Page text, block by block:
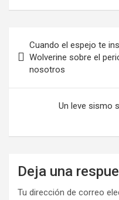
Cuando el espejo te
Wolverine sobre el
nosotros
Un leve sismo
Deja una
Tu dirección de correo